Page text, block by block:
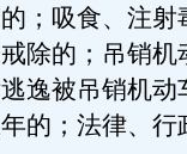
；吸食、注射
除的；吊销机
逸被吊销机动
的；法律、行